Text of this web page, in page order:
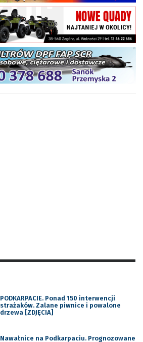
PODKARPACIE. Ponad 150 interwencji
strażaków. Zalane piwnice i powalone
drzewa [ZDJĘCIA]
Nawałnice na Podkarpaciu. Prognozowane